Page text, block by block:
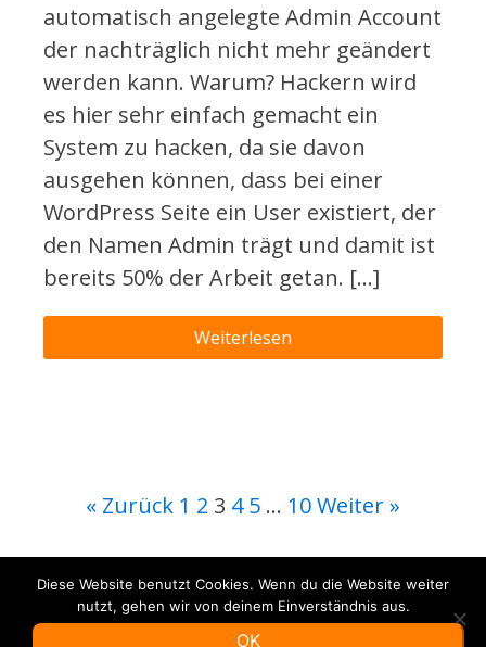
automatisch angelegte Admin Account
der nachträglich nicht mehr geändert
werden kann. Warum? Hackern wird
es hier sehr einfach gemacht ein
System zu hacken, da sie davon
ausgehen können, dass bei einer
WordPress Seite ein User existiert, der
den Namen Admin trägt und damit ist
bereits 50% der Arbeit getan. […]
Weiterlesen
« Zurück 1 2 3 4 5 … 10Weiter »
Diese Website benutzt Cookies. Wenn du die Website weiter
nutzt, gehen wir von deinem Einverständnis aus.
OK